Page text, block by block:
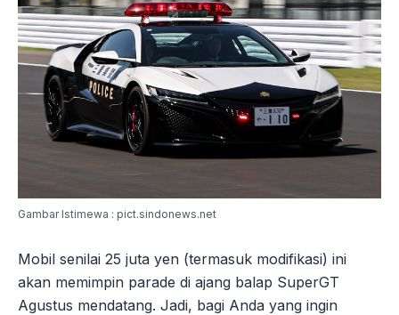
Gambar Istimewa : pict.sindonews.net
Mobil senilai 25 juta yen (termasuk modifikasi) ini
akan memimpin parade di ajang balap SuperGT
Agustus mendatang. Jadi, bagi Anda yang ingin